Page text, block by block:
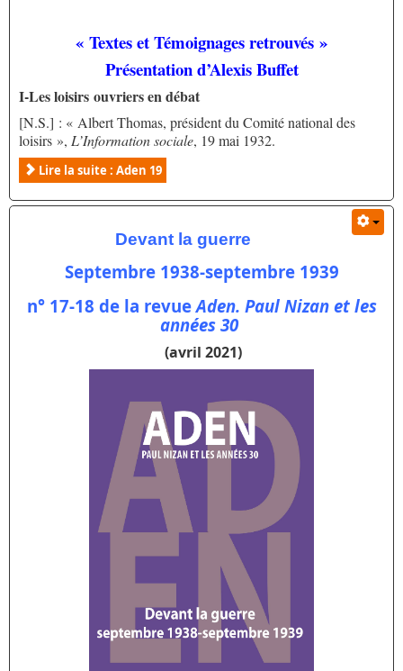
« Textes et Témoignages retrouvés »
Présentation d’Alexis Buffet
I-Les loisirs ouvriers en débat
[N.S.] : « Albert Thomas, président du Comité national des
loisirs », L’Information sociale, 19 mai 1932.
Lire la suite : Aden 19
Devant la guerre
Septembre 1938-septembre 1939
n° 17-18 de la revueAden. Paul Nizan et les
années 30
(avril 2021)